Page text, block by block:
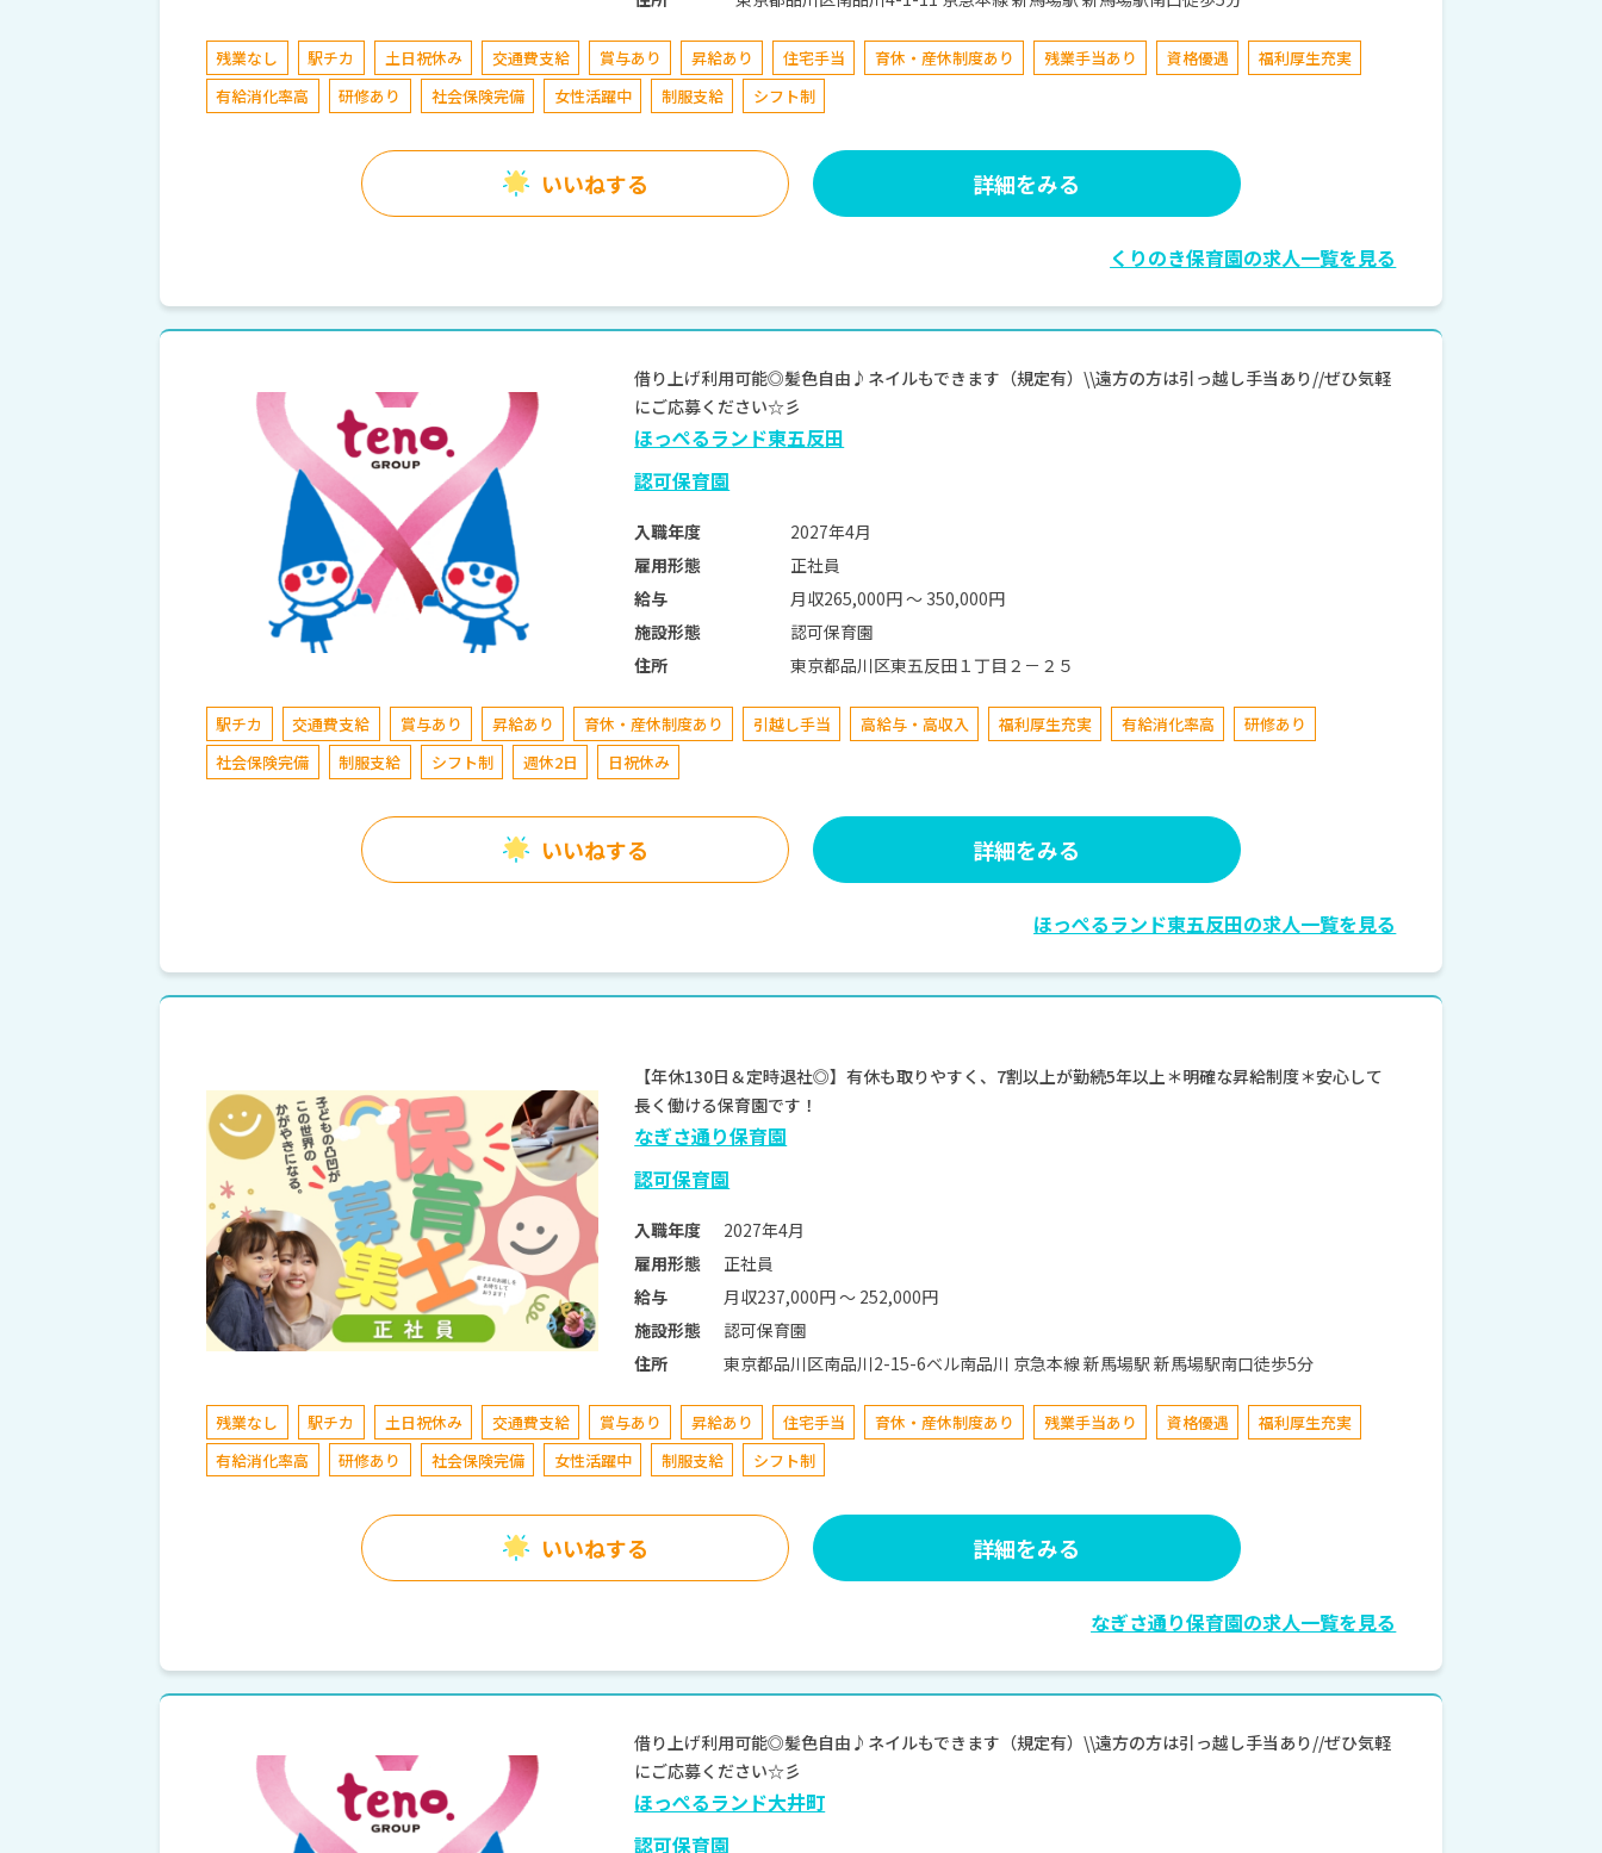
残業なし 駅チカ 土日祝休み 交通費支給 賞与あり 昇給あり 住宅手当 育休・産休制度あり 残業手当あり 資格優遇
福利厚生充実
有給消化率高
研修あり 社会保険完備 女性活躍中 制服支給 シフト制
いいねする 詳細をみる
くりのき保育園の求人一覧を見る
借り上げ利用可能◎髪色自由♪ネイルもできます（規定有）\\遠方の方は引っ越し手当あり//ぜひ気軽
にご応募ください☆彡
ほっぺるランド東五反田
認可保育園
入職年度
2027年4月
雇用形態
正社員
給与
月収265,000円 〜 350,000円
施設形態
認可保育園
住所
東京都品川区東五反田１丁目２－２５
駅チカ 交通費支給 賞与あり 昇給あり 育休・産休制度あり 引越し手当 高給与・高収入 福利厚生充実 有給消化率高
研修あり
社会保険完備
制服支給 シフト制 週休2日 日祝休み
いいねする 詳細をみる
ほっぺるランド東五反田の求人一覧を見る
【年休130日＆定時退社◎】有休も取りやすく、7割以上が勤続5年以上＊明確な昇給制度＊安心して
長く働ける保育園です！
なぎさ通り保育園
認可保育園
入職年度
2027年4月
雇用形態
正社員
給与
月収237,000円 〜 252,000円
施設形態
認可保育園
住所
東京都品川区南品川2-15-6ベル南品川 京急本線 新馬場駅 新馬場駅南口徒歩5分
残業なし 駅チカ 土日祝休み 交通費支給 賞与あり 昇給あり 住宅手当 育休・産休制度あり 残業手当あり 資格優遇
福利厚生充実
有給消化率高
研修あり 社会保険完備 女性活躍中 制服支給 シフト制
いいねする 詳細をみる
なぎさ通り保育園の求人一覧を見る
借り上げ利用可能◎髪色自由♪ネイルもできます（規定有）\\遠方の方は引っ越し手当あり//ぜひ気軽
にご応募ください☆彡
ほっぺるランド大井町
認可保育園